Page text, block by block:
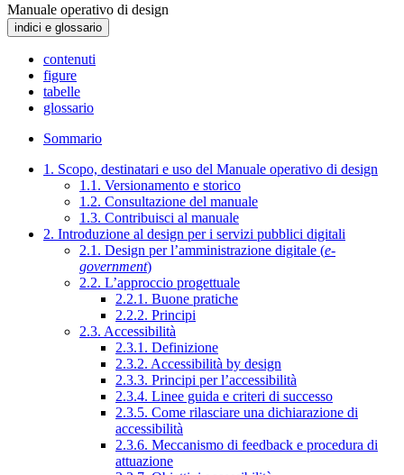
Manuale operativo di design
indici e glossario
contenuti
figure
tabelle
glossario
Sommario
1. Scopo, destinatari e uso del Manuale operativo di design
1.1. Versionamento e storico
1.2. Consultazione del manuale
1.3. Contribuisci al manuale
2. Introduzione al design per i servizi pubblici digitali
2.1. Design per l’amministrazione digitale (e-
government)
2.2. L’approccio progettuale
2.2.1. Buone pratiche
2.2.2. Principi
2.3. Accessibilità
2.3.1. Definizione
2.3.2. Accessibilità by design
2.3.3. Principi per l’accessibilità
2.3.4. Linee guida e criteri di successo
2.3.5. Come rilasciare una dichiarazione di
accessibilità
2.3.6. Meccanismo di feedback e procedura di
attuazione